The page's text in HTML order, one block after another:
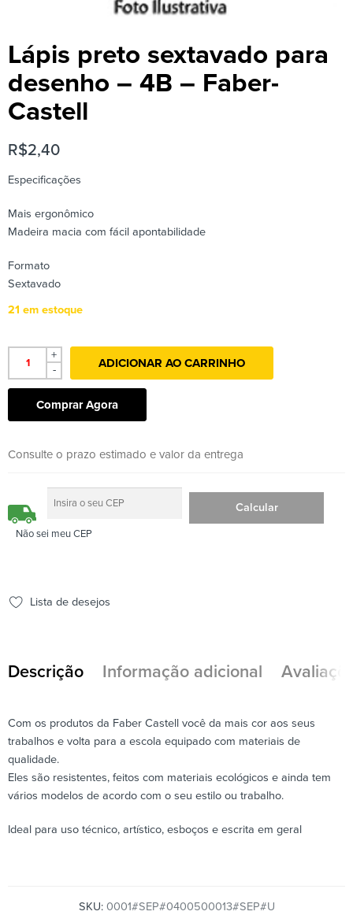
Lápis preto sextavado para
desenho – 4B – Faber-
Castell
R$2,40
Especificações
Mais ergonômico
Madeira macia com fácil apontabilidade
Formato
Sextavado
21 em estoque
+
-
ADICIONAR AO CARRINHO
Comprar Agora
Consulte o prazo estimado e valor da entrega
Não sei meu CEP
Lista de desejos
Descrição Informação adicional
Com os produtos da Faber Castell você da mais cor aos seus
trabalhos e volta para a escola equipado com materiais de
qualidade.
Eles são resistentes, feitos com materiais ecológicos e ainda tem
vários modelos de acordo com o seu estilo ou trabalho.
Ideal para uso técnico, artístico, esboços e escrita em geral
SKU: 0001#SEP#0400500013#SEP#U